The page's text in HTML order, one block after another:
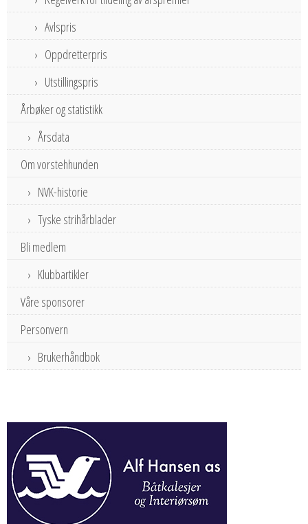
Avlspris
Oppdretterpris
Utstillingspris
Årbøker og statistikk
Årsdata
Om vorstehhunden
NVK-historie
Tyske strihårblader
Bli medlem
Klubbartikler
Våre sponsorer
Personvern
Brukerhåndbok